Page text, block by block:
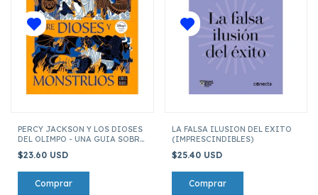
PERCY JACKSON Y LOS DIOSES
DEL OLIMPO - UNA GUIA SOBRE
$23.60 USD
LA FALSA ILUSION DEL EXITO
(IMPRESCINDIBLES)
$25.40 USD